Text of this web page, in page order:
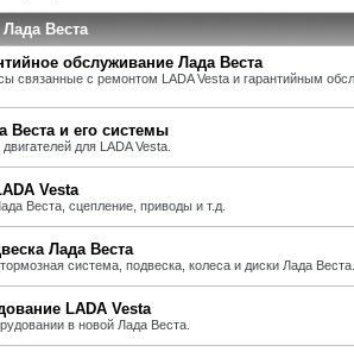
Веста
обслуживание Лада Веста
связанные с ремонтом LADA Vesta и гарантийным
Веста и его системы
для LADA Vesta.
Vesta
Веста, сцепление, приводы и т.д.
Лада Веста
система, подвеска, колеса и диски Лада Веста.
LADA Vesta
в новой Лада Веста.